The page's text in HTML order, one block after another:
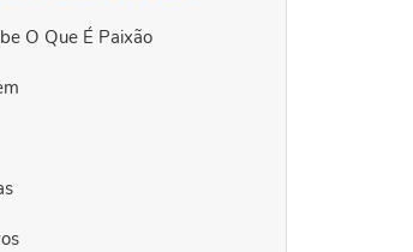
O Que É Paixão